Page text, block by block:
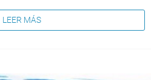
LEER MÁS